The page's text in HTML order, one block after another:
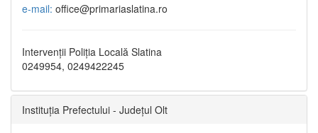
e-mail: office@primariaslatina.ro
Intervenții Poliția Locală Slatina
0249954, 0249422245
Instituția Prefectului - Județul Olt